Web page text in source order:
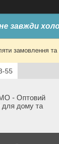
завжди
замовлення
55
- Оптовий
для дому та